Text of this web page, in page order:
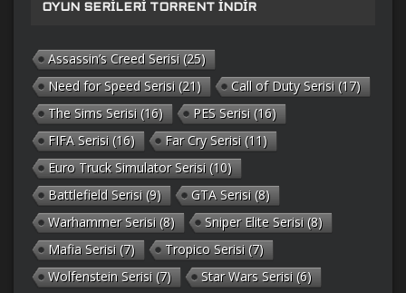
OYUN SERILERI TORRENT İNDIR
Assassin’s Creed Serisi (25)
Need for Speed Serisi (21) Call of Duty Serisi (17)
The Sims Serisi (16) PES Serisi (16)
FIFA Serisi (16) Far Cry Serisi (11)
Euro Truck Simulator Serisi (10)
Battlefield Serisi (9) GTA Serisi (8)
Warhammer Serisi (8) Sniper Elite Serisi (8)
Mafia Serisi (7) Tropico Serisi (7)
Wolfenstein Serisi (7) Star Wars Serisi (6)